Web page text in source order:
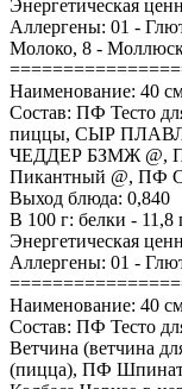
Энергетическая
Аллергены: 01 -
Молоко, 8 -
Наименование: 40
Состав: ПФ Тесто
пиццы, СЫР
ЧЕДДЕР БЗМЖ @,
Пикантный @, ПФ
Выход блюда: 0,840
В 100 г: белки - 11,8
Энергетическая
Аллергены: 01 -
Наименование: 40
Состав: ПФ Тесто
Ветчина (ветчина
(пицца), ПФ